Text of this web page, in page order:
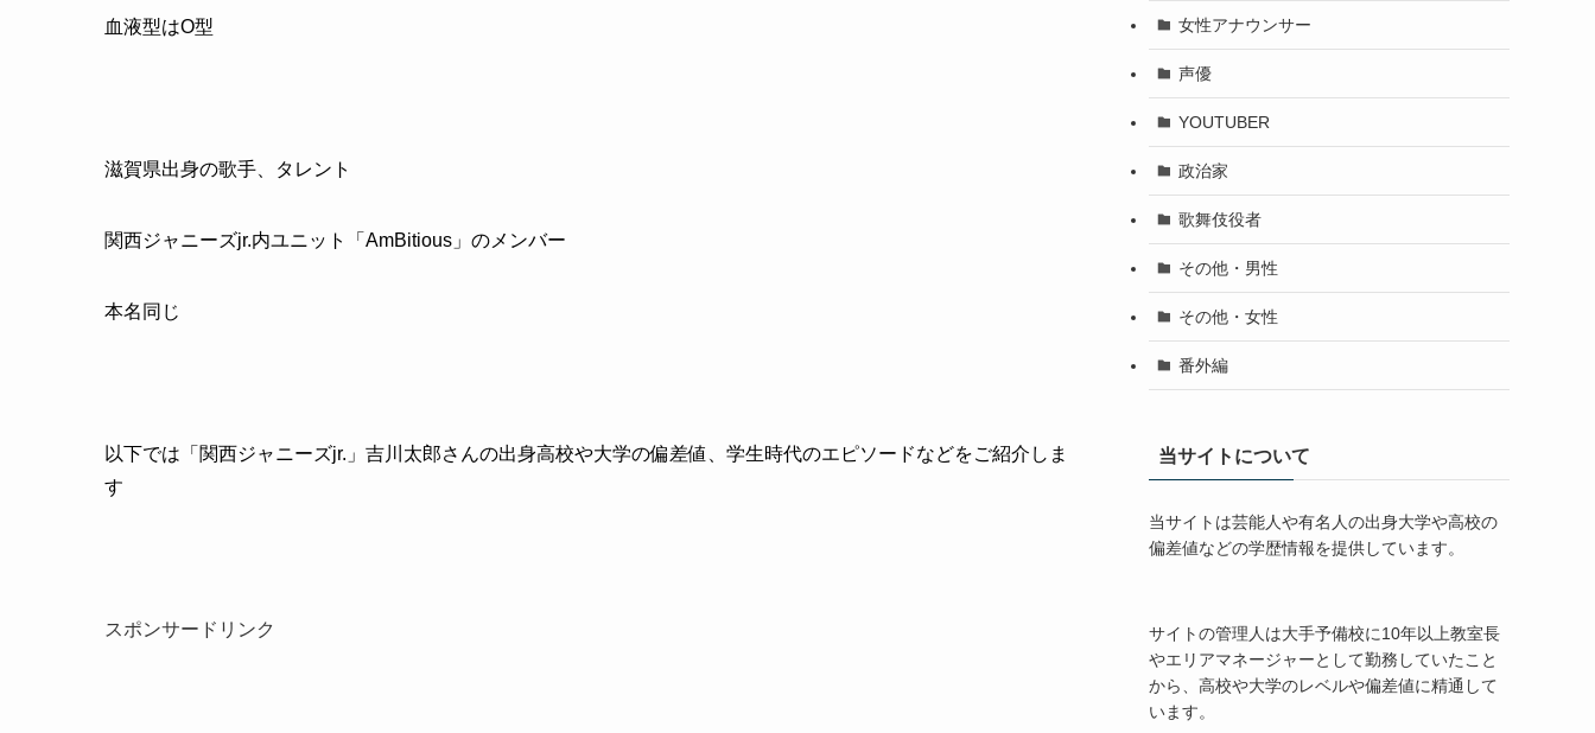
血液型はO型
滋賀県出身の歌手、タレント
関西ジャニーズjr.内ユニット「AmBitious」のメンバー
本名同じ
以下では「関西ジャニーズjr.」吉川太郎さんの出身高校や大学の偏差値、学生時代のエピソードなどをご紹介しま
す
スポンサードリンク
女性アナウンサー
声優
YOUTUBER
政治家
歌舞伎役者
その他・男性
その他・女性
番外編
当サイトについて
当サイトは芸能人や有名人の出身大学や高校の
偏差値などの学歴情報を提供しています。
サイトの管理人は大手予備校に10年以上教室長
やエリアマネージャーとして勤務していたこと
から、高校や大学のレベルや偏差値に精通して
います。